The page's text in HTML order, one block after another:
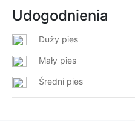
Udogodnienia
Duży pies
Mały pies
Średni pies